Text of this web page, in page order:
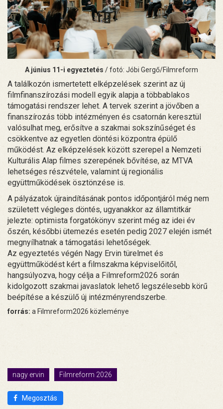
A június 11-i egyeztetés / fotó: Jóbi Gergő/Filmreform
A találkozón ismertetett elképzelések szerint az új
filmfinanszírozási modell egyik alapja a többablakos
támogatási rendszer lehet. A tervek szerint a jövőben a
finanszírozás több intézményen és csatornán keresztül
valósulhat meg, erősítve a szakmai sokszínűséget és
csökkentve az egyetlen döntési központra épülő
működést. Az elképzelések között szerepel a Nemzeti
Kulturális Alap filmes szerepének bővítése, az MTVA
lehetséges részvétele, valamint új regionális
együttműködések ösztönzése is.
A pályázatok újraindításának pontos időpontjáról még nem
született végleges döntés, ugyanakkor az államtitkár
jelezte: optimista forgatókönyv szerint még az idei év
őszén, későbbi ütemezés esetén pedig 2027 elején ismét
megnyílhatnak a támogatási lehetőségek.
Az egyeztetés végén Nagy Ervin türelmet és
együttműködést kért a filmszakma képviselőitől,
hangsúlyozva, hogy célja a Filmreform2026 során
kidolgozott szakmai javaslatok lehető legszélesebb körű
beépítése a készülő új intézményrendszerbe.
forrás: a Filmreform2026 közleménye
nagy ervin Filmreform 2026
Megosztás